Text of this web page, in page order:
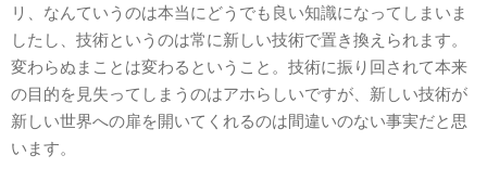
リ、なんていうのは本当にどうでも良い知識になってしまいま
したし、技術というのは常に新しい技術で置き換えられます。
変わらぬまことは変わるということ。技術に振り回されて本来
の目的を見失ってしまうのはアホらしいですが、新しい技術が
新しい世界への扉を開いてくれるのは間違いのない事実だと思
います。